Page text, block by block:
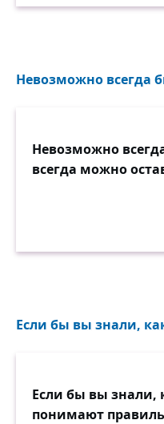
Невозможно всегда
Невозможно
всегда можно
Если бы вы знали,
Если бы вы знали,
понимают